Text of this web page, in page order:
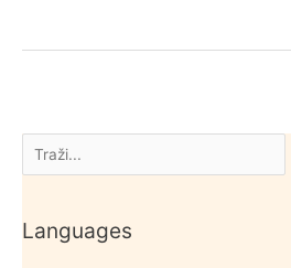
Pretraga
Languages
općine